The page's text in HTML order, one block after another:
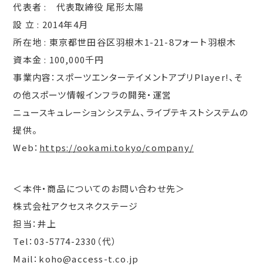
代表者 : 代表取締役 尾形太陽
設 立 : 2014年4月
所在地 : 東京都世田谷区羽根木1-21-8フォート羽根木
資本金 : 100,000千円
事業内容：スポーツエンターテイメントアプリPlayer!、そ
の他スポーツ情報インフラの開発・運営
ニュースキュレーションシステム、ライブテキストシステムの
提供。
Web： https://ookami.tokyo/company/
＜本件・商品についてのお問い合わせ先＞
株式会社アクセスネクステージ
担当：井上
Tel：03-5774-2330（代）
Mail：koho@access-t.co.jp